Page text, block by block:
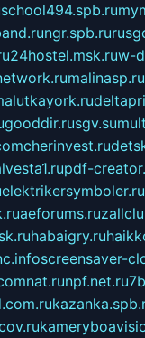
school494.spb.ru
ngr.spb.ru
24hostel.msk.ruw-
malinasp.ru
gooddir.rusgv.su
cherinvest.ru
pdf-
elektrikersymboler.ru
aeforums.ru
habaigry.ru
screensaver-
npf.net.ru